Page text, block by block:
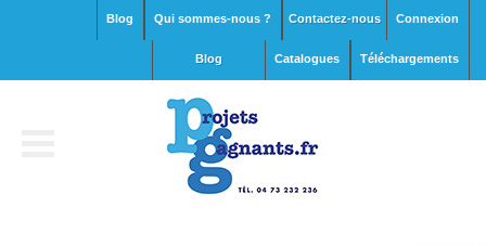
Connexion
Contactez-nous
Qui sommes-nous ?
Blog
Téléchargements
Catalogues
blog